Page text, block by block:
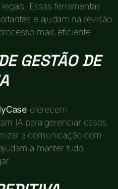
Essas ferramentas
e ajudam na revisão
mais eficiente.
GESTÃO DE
oferecem
IA para gerenciar casos,
a comunicação com
a manter tudo